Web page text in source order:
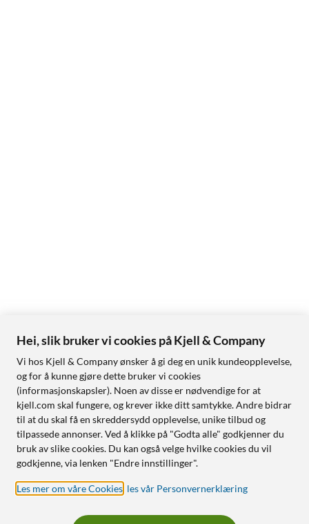
Hei, slik bruker vi cookies på Kjell & Company
Vi hos Kjell & Company ønsker å gi deg en unik kundeopplevelse,
og for å kunne gjøre dette bruker vi cookies
(informasjonskapsler). Noen av disse er nødvendige for at
kjell.com skal fungere, og krever ikke ditt samtykke. Andre bidrar
til at du skal få en skreddersydd opplevelse, unike tilbud og
tilpassede annonser. Ved å klikke på "Godta alle" godkjenner du
bruk av slike cookies. Du kan også velge hvilke cookies du vil
godkjenne, via lenken "Endre innstillinger".
Les mer om våre Cookies les vår Personvernerklæring